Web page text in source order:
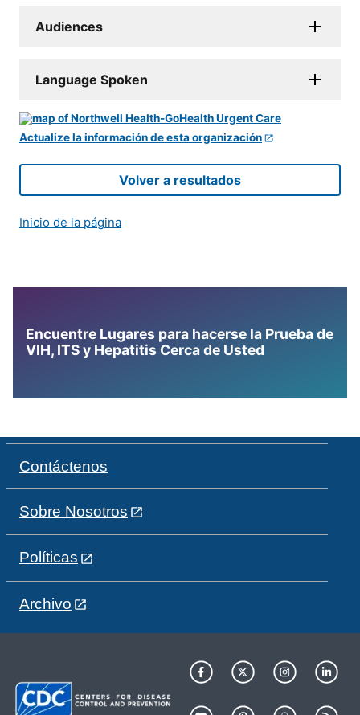
Audiences
Language Spoken
Actualize la información de esta organización
Volver a resultados
Inicio de la página
Encuentre Lugares para hacerse la Prueba de
VIH, ITS y Hepatitis Cerca de Usted
Contáctenos
Sobre Nosotros
Políticas
Archivo